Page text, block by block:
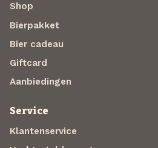
Shop
Bierpakket
Bier cadeau
Giftcard
Aanbiedingen
Service
Klantenservice